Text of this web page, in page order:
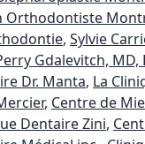
Orthodontiste
, Sylvie
Gdalevitch, MD,
Dr. Manta, La
, Centre de
Dentaire Zini,